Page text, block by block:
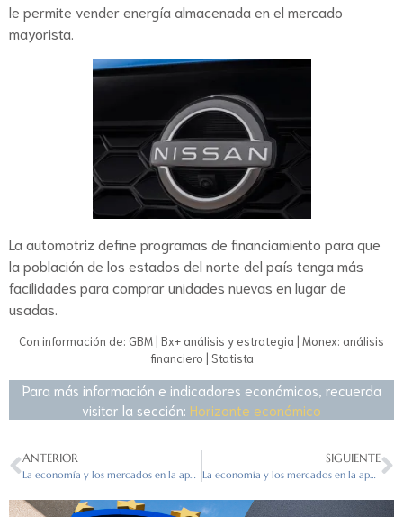
le permite vender energía almacenada en el mercado
mayorista.
La automotriz define programas de financiamiento para que
la población de los estados del norte del país tenga más
facilidades para comprar unidades nuevas en lugar de
usadas.
Con información de: GBM | Bx+ análisis y estrategia | Monex: análisis
financiero | Statista
Para más información e indicadores económicos, recuerda
visitar la sección: Horizonte económico
ANTERIOR
La economía y los mercados en la apertura del 25/10/2023
SIGUIENTE
La economía y los mercados en la apertura del 27/10/2023